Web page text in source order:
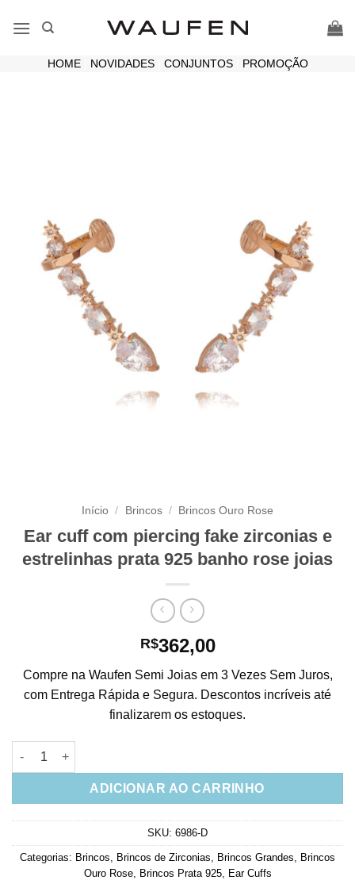
HOME| NOVIDADES| CONJUNTOS| PROMOÇÃO
Início / Brincos / Brincos Ouro Rose
Ear cuff com piercing fake zirconias e
estrelinhas prata 925 banho rose joias
R$362,00
Compre na Waufen Semi Joias em 3 Vezes Sem Juros,
com Entrega Rápida e Segura. Descontos incríveis até
finalizarem os estoques.
Ear cuff com piercing fake zirconias e estrelinhas prata 925
ADICIONAR AO CARRINHO
SKU: 6986-D
Categorias: Brincos Brincos de Zirconias Brincos Grandes
Brincos
Ouro Rose, Brincos Prata 925, Ear Cuffs